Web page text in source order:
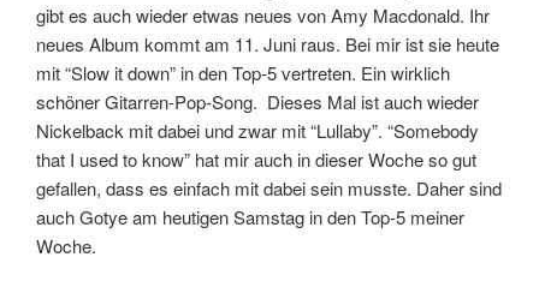
gibt es auch wieder etwas neues von Amy Macdonald. Ihr
neues Album kommt am 11. Juni raus. Bei mir ist sie heute
mit “Slow it down” in den Top-5 vertreten. Ein wirklich
schöner Gitarren-Pop-Song. Dieses Mal ist auch wieder
Nickelback mit dabei und zwar mit “Lullaby”. “Somebody
that I used to know” hat mir auch in dieser Woche so gut
gefallen, dass es einfach mit dabei sein musste. Daher sind
auch Gotye am heutigen Samstag in den Top-5 meiner
Woche.